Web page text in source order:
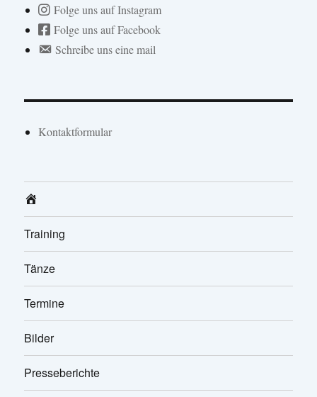
Folge uns auf Instagram
Folge uns auf Facebook
Schreibe uns eine mail
Kontaktformular
Training
Tänze
Termine
Bilder
Presseberichte